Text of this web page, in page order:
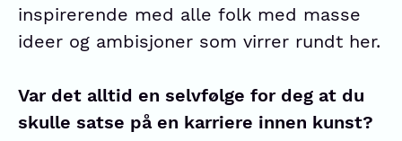
inspirerende med alle folk med masse
ideer og ambisjoner som virrer rundt her.
Var det alltid en selvfølge for deg at du
skulle satse på en karriere innen kunst?